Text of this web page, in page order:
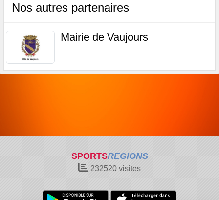
Nos autres partenaires
Mairie de Vaujours
SPORTSREGIONS
232520 visites